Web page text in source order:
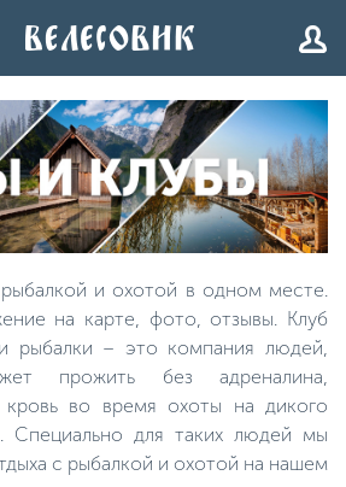
и охотой в одном месте.
на карте, фото, отзывы. Клуб
рыбалки – это компания людей,
прожить без адреналина,
кровь во время охоты на дикого
Специально для таких людей мы
с рыбалкой и охотой на нашем